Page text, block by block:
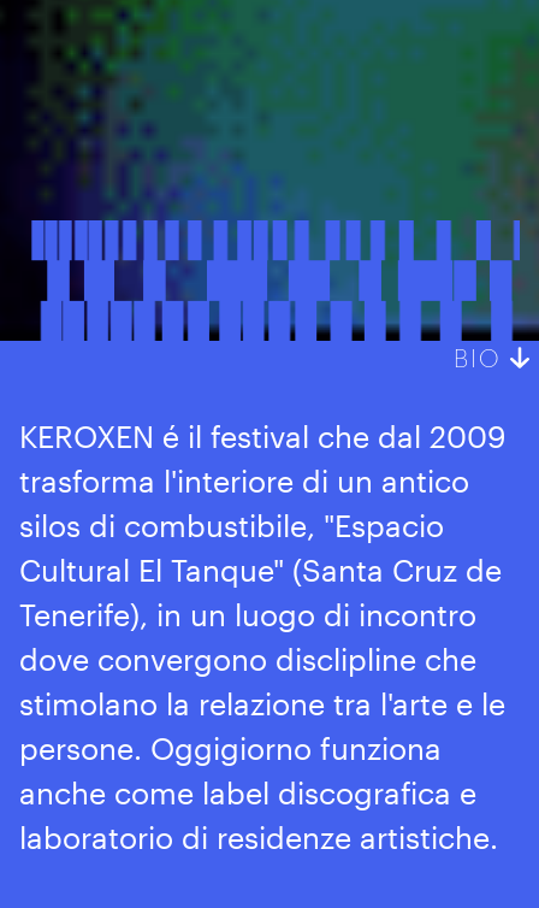
BIO
KEROXEN é il festival che dal 2009
trasforma l'interiore di un antico
silos di combustibile, "Espacio
Cultural El Tanque" (Santa Cruz de
Tenerife), in un luogo di incontro
dove convergono disclipline che
stimolano la relazione tra l'arte e le
persone. Oggigiorno funziona
anche come label discografica e
laboratorio di residenze artistiche.